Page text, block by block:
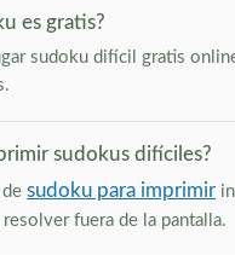
es gratis?
sudoku difícil gratis
sudokus difíciles?
de sudoku para imprimir
fuera de la pantalla.